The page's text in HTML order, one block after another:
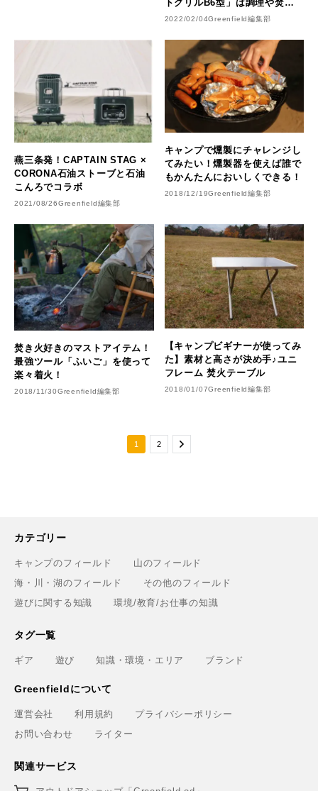
トグリルB6型」は調理や焚火
もできる万能ギア！
2022/02/04Greenfield編集部
燕三条発！CAPTAIN STAG ×
CORONA石油ストーブと石油
こんろでコラボ
2021/08/26Greenfield編集部
キャンプで燻製にチャレンジし
てみたい！燻製器を使えば誰で
もかんたんにおいしくできる！
2018/12/19Greenfield編集部
焚き火好きのマストアイテム！
最強ツール「ふいご」を使って
楽々着火！
2018/11/30Greenfield編集部
【キャンプビギナーが使ってみ
た】素材と高さが決め手♪ユニ
フレーム 焚火テーブル
2018/01/07Greenfield編集部
1 2
カテゴリー
キャンプのフィールド
山のフィールド
海・川・湖のフィールド
その他のフィールド
遊びに関する知識
環境/教育/お仕事の知識
タグ一覧
ギア 遊び 知識・環境・エリア ブランド
Greenfieldについて
運営会社 利用規約
プライバシーポリシー
お問い合わせ
ライター
関連サービス